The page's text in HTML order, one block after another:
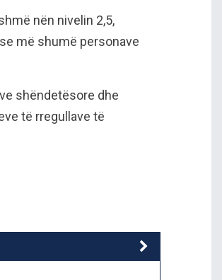
nën nivelin 2,5,
më shumë personave
shëndetësore dhe
të rregullave të